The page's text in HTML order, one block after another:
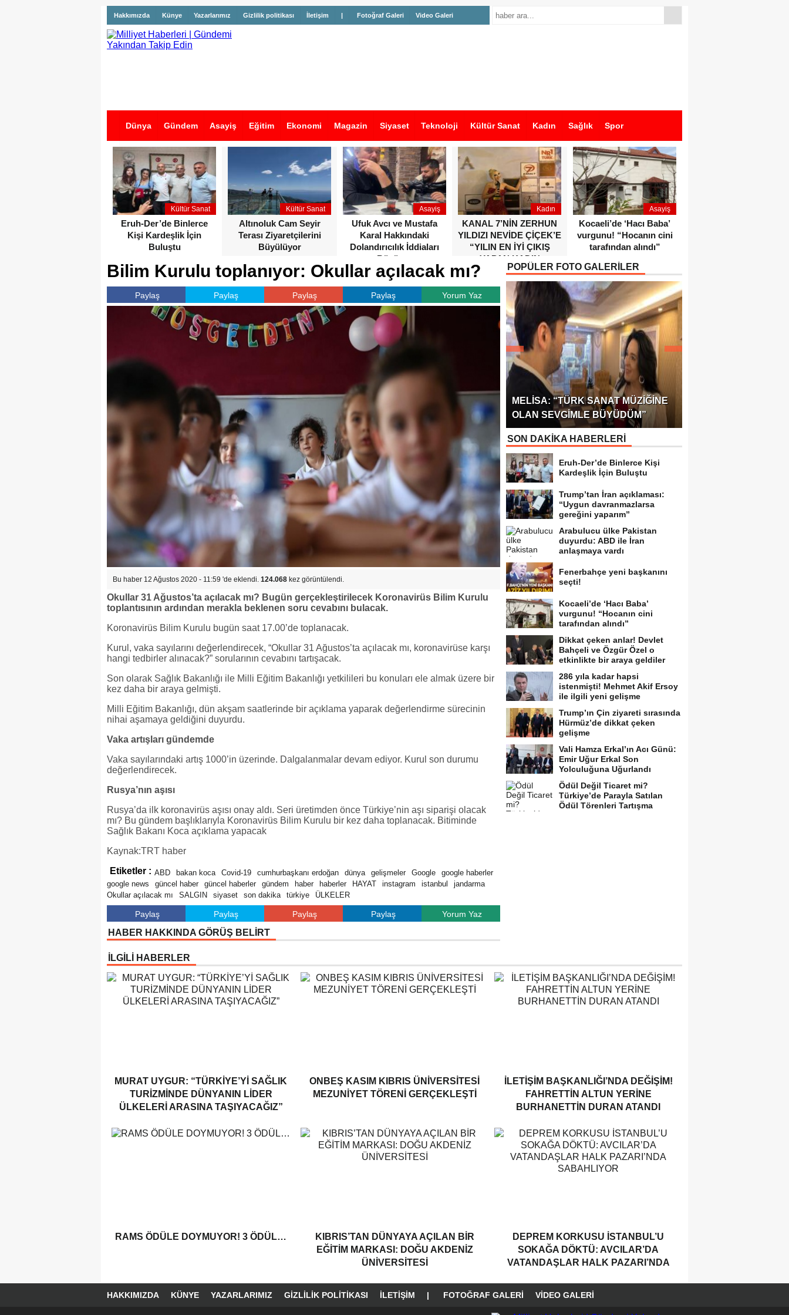
Hakkımızda Künye Yazarlarımız Gizlilik politikası İletişim | Fotoğraf Galeri Video Galeri
Dünya Gündem Asayiş Eğitim Ekonomi Magazin Siyaset Teknoloji Kültür Sanat Kadın Sağlık Spor
İş İlanları
Kültür Sanat
Eruh-Der’de Binlerce
Kişi Kardeşlik İçin
Buluştu
Kültür Sanat
Altınoluk Cam Seyir
Terası Ziyaretçilerini
Büyülüyor
Asayiş
Ufuk Avcı ve Mustafa
Karal Hakkındaki
Dolandırıcılık İddiaları
Büyüyor
Kadın
KANAL 7’NİN ZERHUN
YILDIZI NEVİDE ÇİÇEK’E
“YILIN EN İYİ ÇIKIŞ
YAPAN KADIN
OYUNCUSU” ÖDÜLÜ!
Asayiş
Kocaeli’de ‘Hacı Baba’
vurgunu! “Hocanın cini
tarafından alındı”
Bilim Kurulu toplanıyor: Okullar açılacak mı?
Paylaş Paylaş Paylaş Paylaş Yorum Yaz
Bu haber 12 Ağustos 2020 - 11:59 'de eklendi. 124.068 kez görüntülendi.
Okullar 31 Ağustos’ta açılacak mı? Bugün gerçekleştirilecek Koronavirüs Bilim Kurulu
toplantısının ardından merakla beklenen soru cevabını bulacak.
Koronavirüs Bilim Kurulu bugün saat 17.00’de toplanacak.
Kurul, vaka sayılarını değerlendirecek, “Okullar 31 Ağustos’ta açılacak mı, koronavirüse karşı
hangi tedbirler alınacak?” sorularının cevabını tartışacak.
Son olarak Sağlık Bakanlığı ile Milli Eğitim Bakanlığı yetkilileri bu konuları ele almak üzere bir
kez daha bir araya gelmişti.
Milli Eğitim Bakanlığı, dün akşam saatlerinde bir açıklama yaparak değerlendirme sürecinin
nihai aşamaya geldiğini duyurdu.
Vaka artışları gündemde
Vaka sayılarındaki artış 1000’in üzerinde. Dalgalanmalar devam ediyor. Kurul son durumu
değerlendirecek.
Rusya’nın aşısı
Rusya’da ilk koronavirüs aşısı onay aldı. Seri üretimden önce Türkiye’nin aşı siparişi olacak
mı? Bu gündem başlıklarıyla Koronavirüs Bilim Kurulu bir kez daha toplanacak. Bitiminde
Sağlık Bakanı Koca açıklama yapacak
Kaynak:TRT haber
Etiketler : ABD bakan koca Covid-19 cumhurbaşkanı erdoğan dünya gelişmeler Google
google haberler
google news
güncel haber güncel haberler gündem haber haberler HAYAT instagram istanbul
jandarma
Okullar açılacak mı
SALGIN siyaset son dakika türkiye ÜLKELER
Paylaş Paylaş Paylaş Paylaş Yorum Yaz
HABER HAKKINDA GÖRÜŞ BELİRT
POPÜLER FOTO GALERİLER
MELISA: “TÜRK SANAT MÜZIĞINE
OLAN SEVGIMLE BÜYÜDÜM”
SON DAKİKA HABERLERİ
Eruh-Der’de Binlerce Kişi
Kardeşlik İçin Buluştu
Trump’tan İran açıklaması:
“Uygun davranmazlarsa
gereğini yaparım”
Arabulucu ülke Pakistan
duyurdu: ABD ile İran
anlaşmaya vardı
Fenerbahçe yeni başkanını
seçti!
Kocaeli’de ‘Hacı Baba’
vurgunu! “Hocanın cini
tarafından alındı”
Dikkat çeken anlar! Devlet
Bahçeli ve Özgür Özel o
etkinlikte bir araya geldiler
286 yıla kadar hapsi
istenmişti! Mehmet Akif Ersoy
ile ilgili yeni gelişme
Trump’ın Çin ziyareti sırasında
Hürmüz’de dikkat çeken
gelişme
Vali Hamza Erkal’ın Acı Günü:
Emir Uğur Erkal Son
Yolculuğuna Uğurlandı
Ödül Değil Ticaret mi?
Türkiye’de Parayla Satılan
Ödül Törenleri Tartışma
İLGİLİ HABERLER
MURAT UYGUR: “TÜRKIYE’YI SAĞLIK
TURIZMINDE DÜNYANIN LIDER
ÜLKELERI ARASINA TAŞIYACAĞIZ”
ONBEŞ KASIM KIBRIS ÜNIVERSITESI
MEZUNIYET TÖRENI GERÇEKLEŞTI
İLETIŞIM BAŞKANLIĞI’NDA DEĞIŞIM!
FAHRETTIN ALTUN YERINE
BURHANETTIN DURAN ATANDI
RAMS ÖDÜLE DOYMUYOR! 3 ÖDÜL…
KIBRIS’TAN DÜNYAYA AÇILAN BIR
EĞITIM MARKASI: DOĞU AKDENIZ
ÜNIVERSITESI
DEPREM KORKUSU İSTANBUL’U
SOKAĞA DÖKTÜ: AVCILAR’DA
VATANDAŞLAR HALK PAZARI’NDA
HAKKIMIZDA KÜNYE YAZARLARIMIZ GIZLILIK POLITIKASI İLETIŞIM | FOTOĞRAF GALERI VIDEO GALERI